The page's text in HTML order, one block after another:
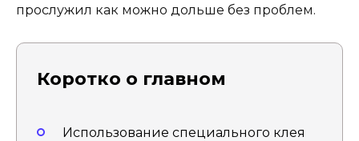
прослужил как можно дольше без проблем.
Коротко о главном
Использование специального клея